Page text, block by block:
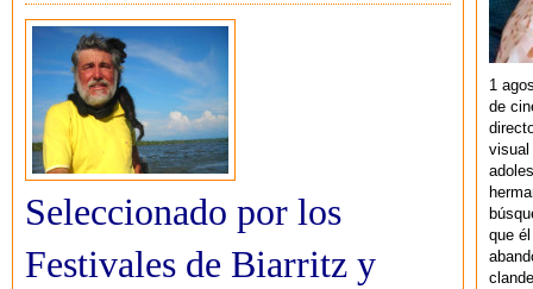
Seleccionado por los
Festivales de Biarritz y
1
de
visual
que